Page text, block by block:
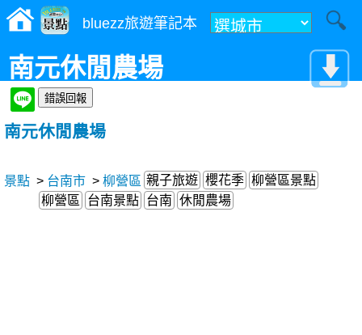
bluezz旅遊筆記本
南元休閒農場
南元休閒農場
景點 > 台南市 > 柳營區 親子旅遊 櫻花季 柳營區景點
柳營區
台南景點 台南 休閒農場